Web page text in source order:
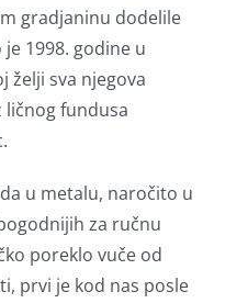
gradjaninu dodelile
1998. godine u
želji sva njegova
ličnog fundusa
u metalu, naročito u
za ručnu
poreklo vuče od
prvi je kod nas posle